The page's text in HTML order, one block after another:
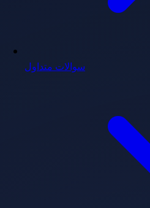
سوالات متداول